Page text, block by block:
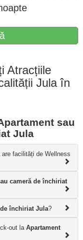
Atracțiile
Jula în
sau
Jula
are facilități de Wellness
cameră de închiriat
închiriat Jula?
out la Apartament